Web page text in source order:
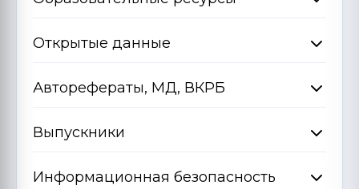
Открытые данные
Авторефераты, МД, ВКРБ
Выпускники
Информационная безопасность